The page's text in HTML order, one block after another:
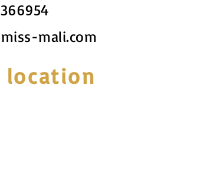
mali.com
location